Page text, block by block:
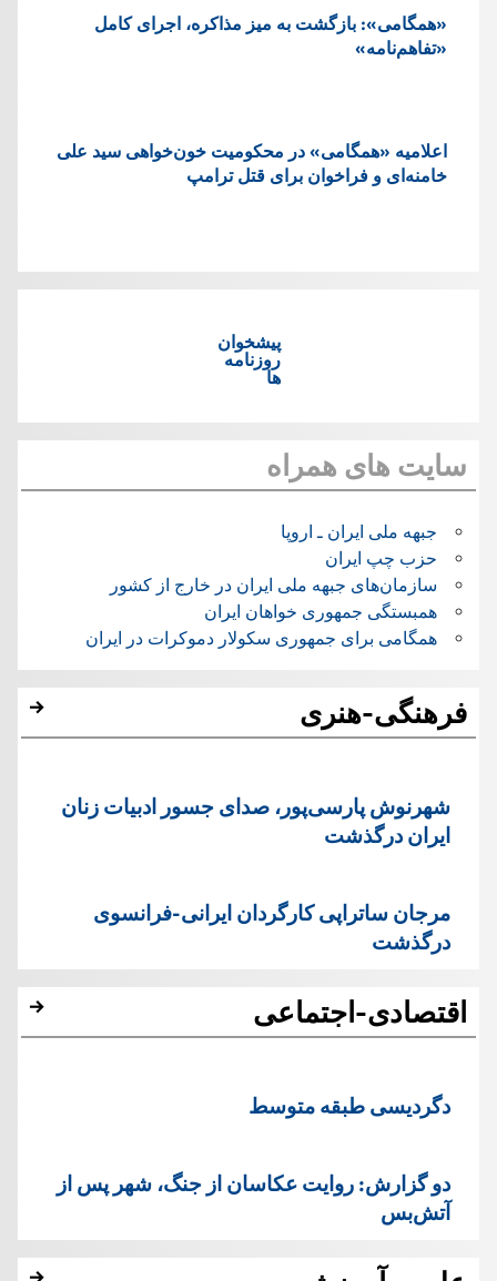
«همگامی»: بازگشت به میز مذاکره، اجرای کامل
«تفاهم‌نامه»
اعلامیه «همگامی» در محکومیت خون‌خواهی سید علی
خامنه‌ای و فراخوان برای قتل ترامپ
پیشخوان
روزنامه
ها
سایت های همراه
جبهه ملی ایران ـ اروپا
حزب چپ ایران
سازمان‌های جبهه ملی ایران در خارج از کشور
همبستگی جمهوری خواهان ایران
همگامی برای جمهوری سکولار دموکرات در ایران
فرهنگی-هنری
شهرنوش پارسی‌پور، صدای جسور ادبیات زنان
ایران درگذشت
مرجان ساتراپی کارگردان ایرانی-فرانسوی
درگذشت
اقتصادی-اجتماعی
دگردیسی طبقه متوسط
دو گزارش: روایت عکاسان از جنگ، شهر پس از
آتش‌بس